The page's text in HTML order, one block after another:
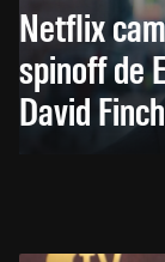
Netflix
spinoff de
David